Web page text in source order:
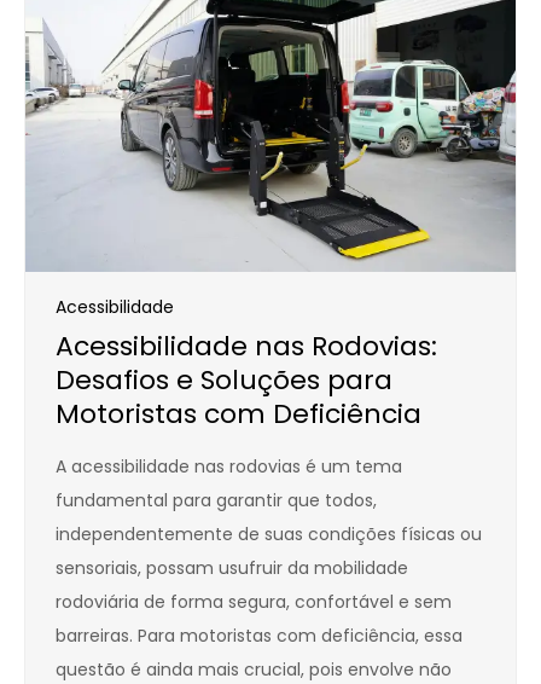
Acessibilidade
Acessibilidade nas Rodovias:
Desafios e Soluções para
Motoristas com Deficiência
A acessibilidade nas rodovias é um tema
fundamental para garantir que todos,
independentemente de suas condições físicas ou
sensoriais, possam usufruir da mobilidade
rodoviária de forma segura, confortável e sem
barreiras. Para motoristas com deficiência, essa
questão é ainda mais crucial, pois envolve não